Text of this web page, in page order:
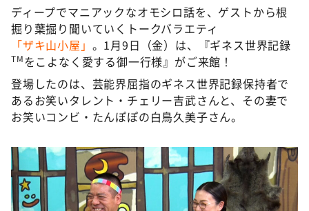
て真剣です
探偵！ナイトスクープ
news おかえり
河合＆A.B.C-Z塚田×福井アナ「なんでやねん！？」
（news おかえり）
DAIGOも台所 ～きょうの献立 何にする？～
朝だ！生です旅サラダ
教えて！ニュースライブ 正義のミカタ
ＬＩＦＥ～夢のカタチ～
ディープでマニアックなオモシロ話を、ゲストから根
掘り葉掘り聞いていくトークバラエティ
「ザキ山小屋」 。1月9日（金）は、『ギネス世界記録
TMをこよなく愛する御一行様』がご来館！
登場したのは、芸能界屈指のギネス世界記録保持者で
あるお笑いタレント・チェリー吉武さんと、その妻で
お笑いコンビ・たんぽぽの白鳥久美子さん。